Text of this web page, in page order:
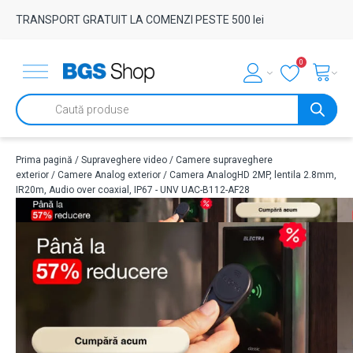
TRANSPORT GRATUIT LA COMENZI PESTE 500 lei
0
Products
search
Prima pagină / Supraveghere video / Camere supraveghere
exterior / Camere Analog exterior / Camera AnalogHD 2MP, lentila 2.8mm,
IR20m, Audio over coaxial, IP67 - UNV UAC-B112-AF28